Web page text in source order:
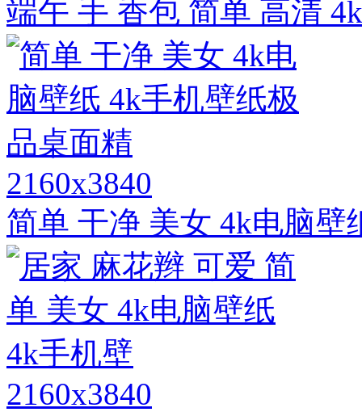
端午 手 香包 简单 高清
2160x3840
简单 干净 美女 4k电脑
2160x3840